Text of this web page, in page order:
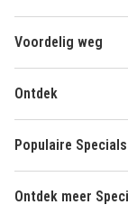
Voordelig weg
Ontdek
Populaire Specials
Ontdek meer